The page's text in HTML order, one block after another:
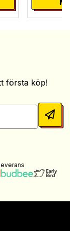
första köp!